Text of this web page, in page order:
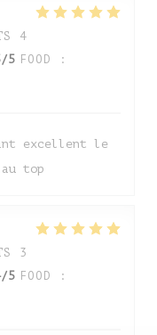
4
/5 FOOD
:
excellent le
top
3
/5 FOOD
: